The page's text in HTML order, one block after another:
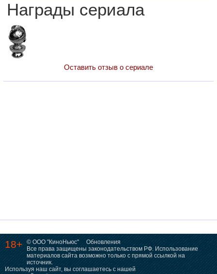
Награды сериала
Оставить отзыв о сериале
18+ © ООО "КиноНьюс"
Обновления
Все права защищены законодательством РФ. Использование
материалов сайта возможно только с прямой ссылкой на
источник.
Используя наш сайт, вы соглашаетесь с нашей